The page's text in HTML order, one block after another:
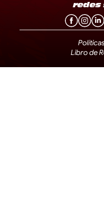
redes
Libro de